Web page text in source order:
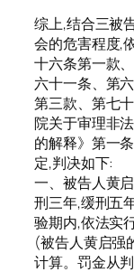
综上,结合三被
会的危害程度,
十六条第一款
六十一条、第
第三款、第七
院关于审理非
的解释》第一
定,判决如下:
一、被告人黄
刑三年,缓刑五
验期内,依法实
(被告人黄启强
计算。罚金从